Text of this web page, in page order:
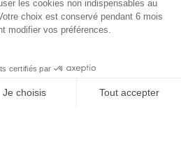
DU SITE
DES COOKIES
ET TRACEURS